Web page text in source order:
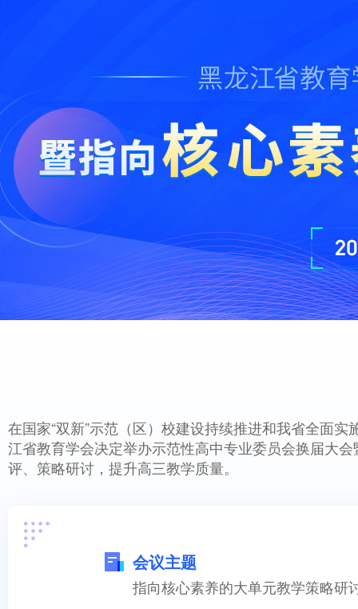
在国家“双新”示范（区）校建设持续推进和我省全面
江省教育学会决定举办示范性高中专业委员会换届大
评、策略研讨，提升高三教学质量。
会议主题
指向核心素养的大单元教学策略研